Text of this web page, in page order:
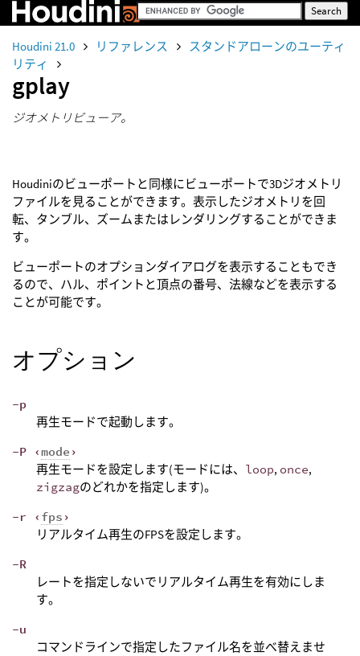
Houdini 21.0 リファレンス
スタンドアローンのユーティ
リティ
gplay
ジオメトリビューア。
Houdiniのビューポートと同様にビューポートで3Dジオメトリ
ファイルを見ることができます。表示したジオメトリを回
転、タンブル、ズームまたはレンダリングすることができま
す。
ビューポートのオプションダイアログを表示することもでき
るので、ハル、ポイントと頂点の番号、法線などを表示する
ことが可能です。
オプション
-p
再生モードで起動します。
-P ‹mode ›
再生モードを設定します(モードには、 loop, once,
zigzagのどれかを指定します)。
-r ‹ fps ›
リアルタイム再生のFPSを設定します。
-R
レートを指定しないでリアルタイム再生を有効にしま
す。
-u
コマンドラインで指定したファイル名を並べ替えませ